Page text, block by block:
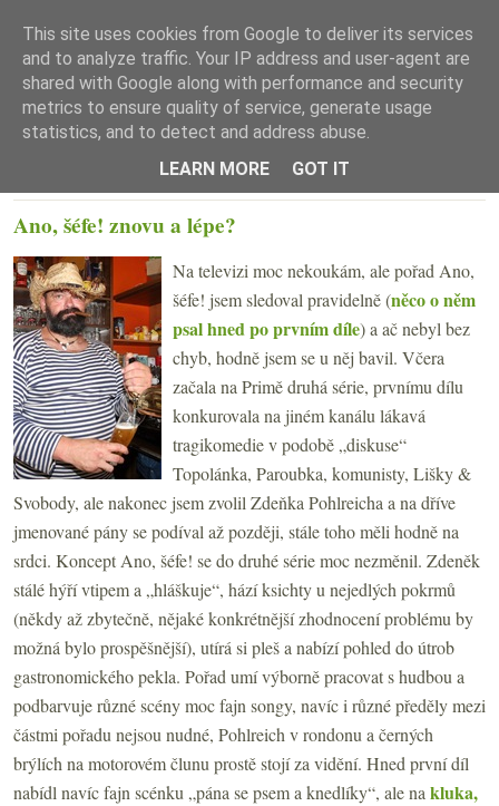
☰ Menu
Ano, šéfe! znovu a lépe?
Na televizi moc nekoukám, ale pořad Ano,
šéfe! jsem sledoval pravidelně (něco o něm
psal hned po prvním díle) a ač nebyl bez
chyb, hodně jsem se u něj bavil. Včera
začala na Primě druhá série, prvnímu dílu
konkurovala na jiném kanálu lákavá
tragikomedie v podobě „diskuse“
Topolánka, Paroubka, komunisty, Lišky &
Svobody, ale nakonec jsem zvolil Zdeňka Pohlreicha a na dříve
jmenované pány se podíval až později, stále toho měli hodně na
srdci. Koncept Ano, šéfe! se do druhé série moc nezměnil. Zdeněk
stálé hýří vtipem a „hláškuje“, hází ksichty u nejedlých pokrmů
(někdy až zbytečně, nějaké konkrétnější zhodnocení problému by
možná bylo prospěšnější), utírá si pleš a nabízí pohled do útrob
gastronomického pekla. Pořad umí výborně pracovat s hudbou a
podbarvuje různé scény moc fajn songy, navíc i různé předěly mezi
částmi pořadu nejsou nudné, Pohlreich v rondonu a černých
brýlích na motorovém člunu prostě stojí za vidění. Hned první díl
nabídl navíc fajn scénku „pána se psem a knedlíky“, ale na kluka,
This site uses cookies from Google to deliver its services
and to analyze traffic. Your IP address and user-agent are
shared with Google along with performance and security
metrics to ensure quality of service, generate usage
statistics, and to detect and address abuse.
LEARN MORE
GOT IT